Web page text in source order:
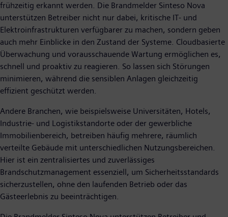
frühzeitig erkannt werden. Die Brandmelder Sinteso Nova
unterstützen Betreiber nicht nur dabei, kritische IT- und
Elektroinfrastrukturen verfügbarer zu machen, sondern geben
auch mehr Einblicke in den Zustand der Systeme. Cloudbasierte
Überwachung und vorausschauende Wartung ermöglichen es,
schnell und proaktiv zu reagieren. So lassen sich Störungen
minimieren, während die sensiblen Anlagen gleichzeitig
effizient geschützt werden.
Andere Branchen, wie beispielsweise Universitäten, Hotels,
Industrie- und Logistikstandorte oder der gewerbliche
Immobilienbereich, betreiben häufig mehrere, räumlich
verteilte Gebäude mit unterschiedlichen Nutzungsbereichen.
Hier ist ein zentralisiertes und zuverlässiges
Brandschutzmanagement essenziell, um Sicherheitsstandards
sicherzustellen, ohne den laufenden Betrieb oder das
Gästeerlebnis zu beeinträchtigen.